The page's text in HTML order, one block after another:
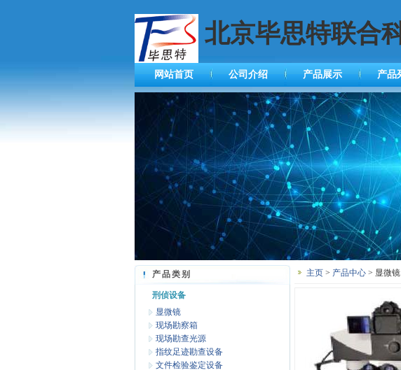
北京毕思特联合
网站首页 公司介绍 产品展示 产品
产品类别
刑侦设备
显微镜
现场勘察箱
现场勘查光源
指纹足迹勘查设备
文件检验鉴定设备
主页 > 产品中心 > 显微